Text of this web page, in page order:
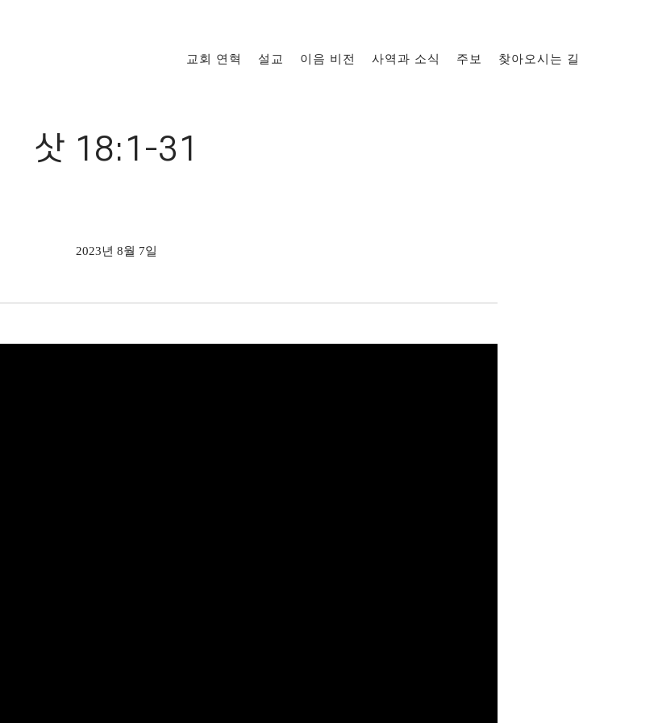
교회 연혁 설교 이음 비전 사역과 소식 주보 찾아오시는 길
삿 18:1-31
2023년 8월 7일